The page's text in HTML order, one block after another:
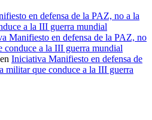
en defensa de la PAZ, no a la
a la III guerra mundial
Manifiesto en defensa de la PAZ, no
conduce a la III guerra mundial
en Iniciativa Manifiesto en defensa de
militar que conduce a la III guerra